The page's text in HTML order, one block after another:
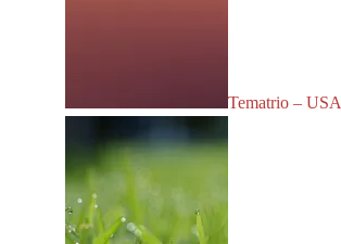
Tematrio – USA